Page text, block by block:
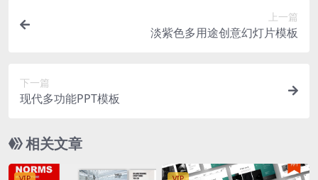
上一篇
淡紫色多用途创意幻灯片模板
下一篇
现代多功能PPT模板
相关文章